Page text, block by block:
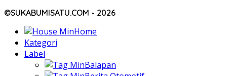
©SUKABUMISATU.COM - 2026
Home
Kategori
Label
Balapan